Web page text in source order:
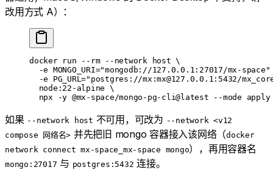
改用方式 A）：
docker run --rm --network host \
  -e
MONGO_URI="mongodb://127.0.0.1:27017/mx-space"
  -e
PG_URL="postgres://mx:mx@127.0.0.1:5432/
  node:22-alpine
\
  npx
-y @mx-space/mongo-pg-cli@latest --mode apply
如果 --network host 不可用，可改为 --network <v12
compose 网络名> 并先把旧 mongo 容器接入该网络（docker
network connect mx-space_mx-space mongo），再用容器名
mongo:27017 与 postgres:5432 连接。